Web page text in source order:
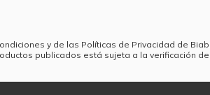
y de las Políticas de Privacidad de
publicados está sujeta a la verificación